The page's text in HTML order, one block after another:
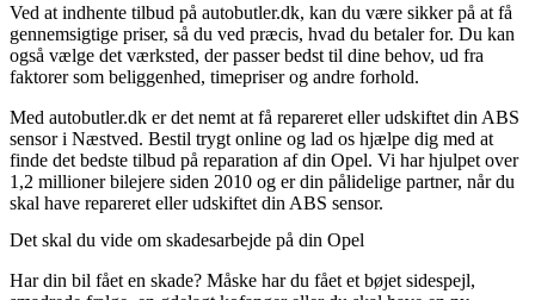
Ved at indhente tilbud på autobutler.dk, kan du være sikker på at få
gennemsigtige priser, så du ved præcis, hvad du betaler for. Du kan
også vælge det værksted, der passer bedst til dine behov, ud fra
faktorer som beliggenhed, timepriser og andre forhold.
Med autobutler.dk er det nemt at få repareret eller udskiftet din ABS
sensor i Næstved. Bestil trygt online og lad os hjælpe dig med at
finde det bedste tilbud på reparation af din Opel. Vi har hjulpet over
1,2 millioner bilejere siden 2010 og er din pålidelige partner, når du
skal have repareret eller udskiftet din ABS sensor.
Det skal du vide om skadesarbejde på din Opel
Har din bil fået en skade? Måske har du fået et bøjet sidespejl,